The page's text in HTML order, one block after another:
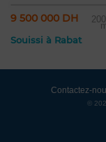
9 500 000 DH
Souissi à Rabat
Contactez-
©